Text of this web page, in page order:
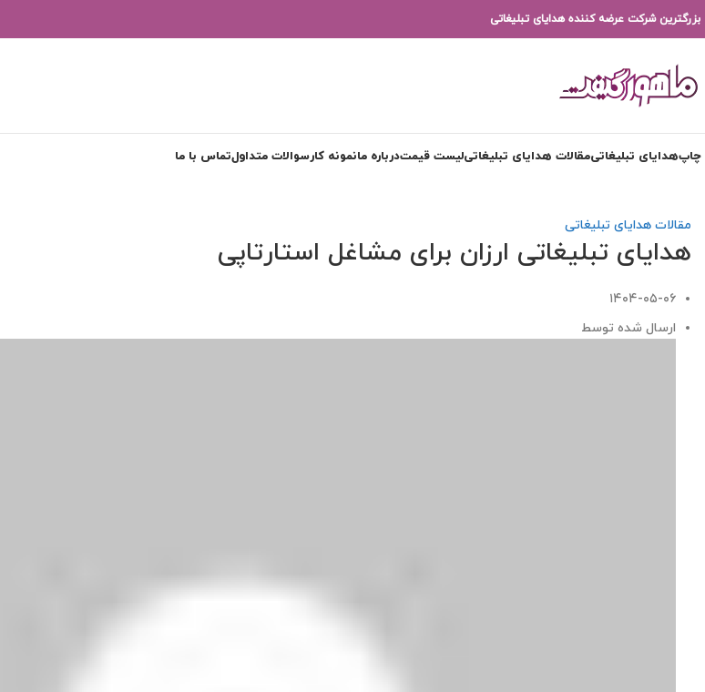
بزرگترین شرکت عرضه کننده هدایای تبلیغاتی
چاپهدایای تبلیغاتیمقالات هدایای تبلیغاتیلیست قیمتدرباره مانمونه کارسوالات متداولتماس با ما
مقالات هدایای تبلیغاتی
هدایای تبلیغاتی ارزان برای مشاغل استارتاپی
۱۴۰۴-۰۵-۰۶
ارسال شده توسط